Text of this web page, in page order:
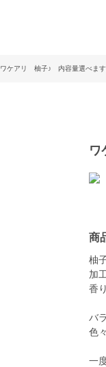
ワケアリ 柚子♪ 内容量選べま
商
柚
加
香
バ
色
一